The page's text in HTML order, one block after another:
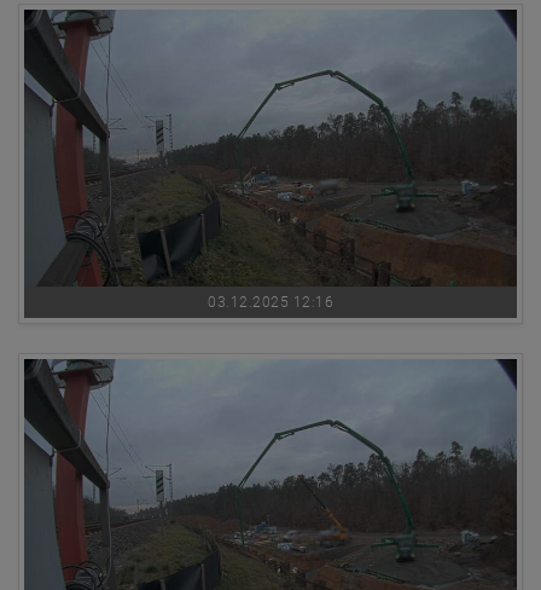
03.12.2025 12:16